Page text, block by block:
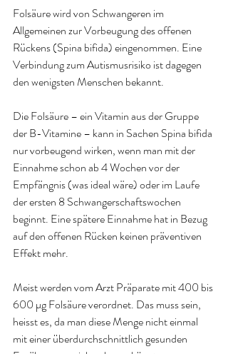
Folsäure wird von Schwangeren im
Allgemeinen zur Vorbeugung des offenen
Rückens (Spina bifida) eingenommen. Eine
Verbindung zum Autismusrisiko ist dagegen
den wenigsten Menschen bekannt.
Die Folsäure – ein Vitamin aus der Gruppe
der B-Vitamine – kann in Sachen Spina bifida
nur vorbeugend wirken, wenn man mit der
Einnahme schon ab 4 Wochen vor der
Empfängnis (was ideal wäre) oder im Laufe
der ersten 8 Schwangerschaftswochen
beginnt. Eine spätere Einnahme hat in Bezug
auf den offenen Rücken keinen präventiven
Effekt mehr.
Meist werden vom Arzt Präparate mit 400 bis
600 µg Folsäure verordnet. Das muss sein,
heisst es, da man diese Menge nicht einmal
mit einer überdurchschnittlich gesunden